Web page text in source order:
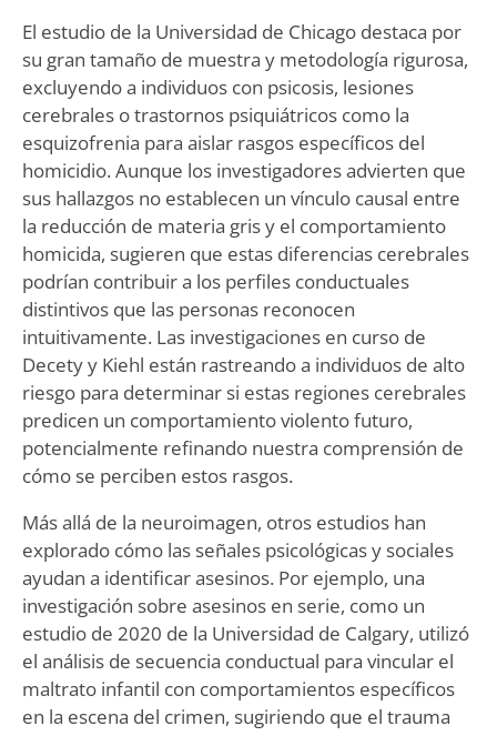
El estudio de la Universidad de Chicago destaca por
su gran tamaño de muestra y metodología rigurosa,
excluyendo a individuos con psicosis, lesiones
cerebrales o trastornos psiquiátricos como la
esquizofrenia para aislar rasgos específicos del
homicidio. Aunque los investigadores advierten que
sus hallazgos no establecen un vínculo causal entre
la reducción de materia gris y el comportamiento
homicida, sugieren que estas diferencias cerebrales
podrían contribuir a los perfiles conductuales
distintivos que las personas reconocen
intuitivamente. Las investigaciones en curso de
Decety y Kiehl están rastreando a individuos de alto
riesgo para determinar si estas regiones cerebrales
predicen un comportamiento violento futuro,
potencialmente refinando nuestra comprensión de
cómo se perciben estos rasgos.
Más allá de la neuroimagen, otros estudios han
explorado cómo las señales psicológicas y sociales
ayudan a identificar asesinos. Por ejemplo, una
investigación sobre asesinos en serie, como un
estudio de 2020 de la Universidad de Calgary, utilizó
el análisis de secuencia conductual para vincular el
maltrato infantil con comportamientos específicos
en la escena del crimen, sugiriendo que el trauma